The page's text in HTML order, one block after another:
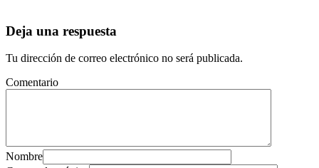
Deja una respuesta
Tu dirección de correo electrónico no será publicada.
Comentario
Nombre